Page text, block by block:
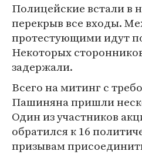
Полицейские встали в
перекрыв все входы.
протестующими идут
Некоторых
задержали.
Всего на митинг с
Пашиняна пришли
Один из участников
обратился к 16
призывам